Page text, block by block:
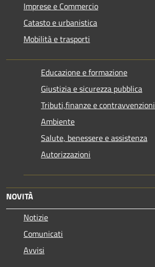
Imprese e Commercio
Catasto e urbanistica
Mobilità e trasporti
Educazione e formazione
Giustizia e sicurezza pubblica
Tributi,finanze e contravvenzioni
Ambiente
Salute, benessere e assistenza
Autorizzazioni
NOVITÀ
Notizie
Comunicati
Avvisi